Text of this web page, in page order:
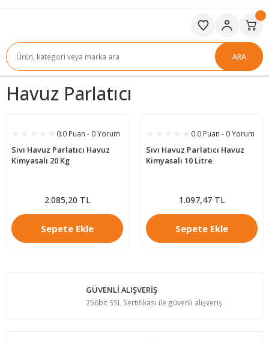
ARA
Havuz Parlatıcı
0.0 Puan - 0 Yorum
Sıvı Havuz Parlatıcı Havuz
Kimyasalı 20 Kg
2.085,20 TL
Sepete Ekle
0.0 Puan - 0 Yorum
Sıvı Havuz Parlatıcı Havuz
Kimyasalı 10 Litre
1.097,47 TL
Sepete Ekle
GÜVENLİ ALIŞVERİŞ
256bit SSL Sertifikası ile güvenli alışveriş